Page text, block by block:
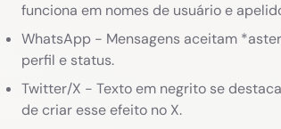
funciona em nomes de usuário e
WhatsApp - Mensagens aceitam
perfil e status.
Twitter/X - Texto em negrito se
de criar esse efeito no X.